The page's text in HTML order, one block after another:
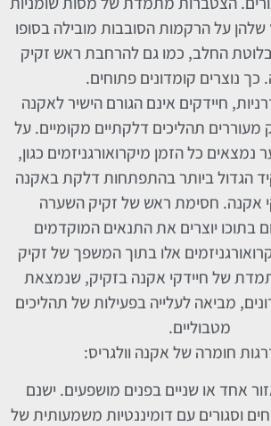
על הרקמות הסובבות מובילה בסופו
בלוטת החלב, כמו גם להרחבת ראש זקיק
נוצרים קומדונים פתוחים.
חיידקים אינם הגורם הישיר לאקנה
מעוררים תהליכים דלקתיים מקומיים. על
נמצאים כל הזמן מיקרואורגניזמים כגון,
הגדול ביותר בהתפתחות דלקת באקנה
אקנה. חסימת ראש של זקיק השערה
בתוכו יוצרים את התנאים המוקדמים
אלו בתוך המשפך של זקיק
של חיידקי אקנה בזקיק, שנמצאת
מביאה לעלייה בפעילות של תהליכים
מטבוליים.
– אזור אחד או שניים בפנים מושפעים. ישנם
וסגורים עם דומיננטיות משמעותית של